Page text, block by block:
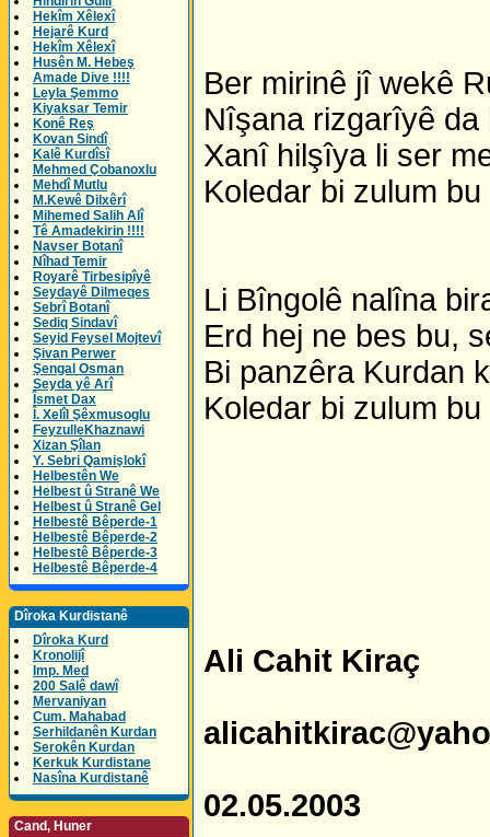
Hekîm Xêlexî
Hejarê Kurd
Hekîm Xêlexî
Husên M. Hebeş
Amade Dive !!!!
Leyla Şemmo
Kiyaksar Temir
Konê Reş
Kovan Sindî
Kalê Kurdîsî
Mehmed Çobanoxlu
Mehdî Mutlu
M.Kewê Dilxêrî
Mihemed Salih Alî
Tê Amadekirin !!!!
Navser Botanî
Nîhad Temir
Royarê Tirbesipîyê
Seydayê Dilmeqes
Sebrî Botanî
Sediq Sindavî
Seyid Feysel Mojtevî
Şivan Perwer
Şengal Osman
Seyda yê Arî
Îsmet Dax
Î. Xelîl Şêxmusoglu
FeyzulleKhaznawi
Xizan Şîlan
Y. Sebri Qamişlokî
Helbestên We
Helbest û Stranê We
Helbest û Stranê Gel
Helbestê Bêperde-1
Helbestê Bêperde-2
Helbestê Bêperde-3
Helbestê Bêperde-4
Dîroka Kurdistanê
Dîroka Kurd
Kronolijî
Imp. Med
200 Salê dawî
Mervaniyan
Cum. Mahabad
Serhildanên Kurdan
Serokên Kurdan
Kerkuk Kurdistane
Nasîna Kurdistanê
Cand, Huner
Ber mirinê jî wekê
Nîşana rizgarîyê da
Xanî hilşîya li ser
Koledar bi zulum
Li Bîngolê nalîna
Erd hej ne bes bu,
Bi panzêra Kurdan
Koledar bi zulum
Ali Cahit Kiraç
02.05.2003